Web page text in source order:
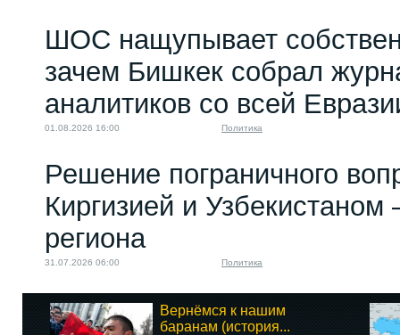
ШОС нащупывает
зачем Бишкек собрал
аналитиков со всей
01.08.2026 16:00 Политика
Решение пограничного
Киргизией и Узбекистаном
региона
31.07.2026 06:00 Политика
Вернёмся к нашим
баранам (история...